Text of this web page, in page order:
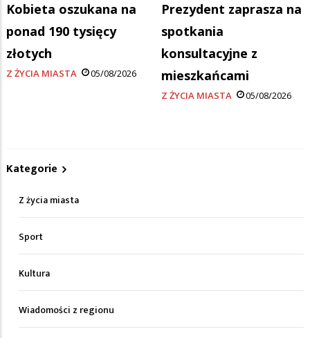
Kobieta oszukana na
ponad 190 tysięcy
złotych
Z ŻYCIA MIASTA 05/08/2026
Prezydent zaprasza na
spotkania
konsultacyjne z
mieszkańcami
Z ŻYCIA MIASTA 05/08/2026
Kategorie
Z życia miasta
Sport
Kultura
Wiadomości z regionu